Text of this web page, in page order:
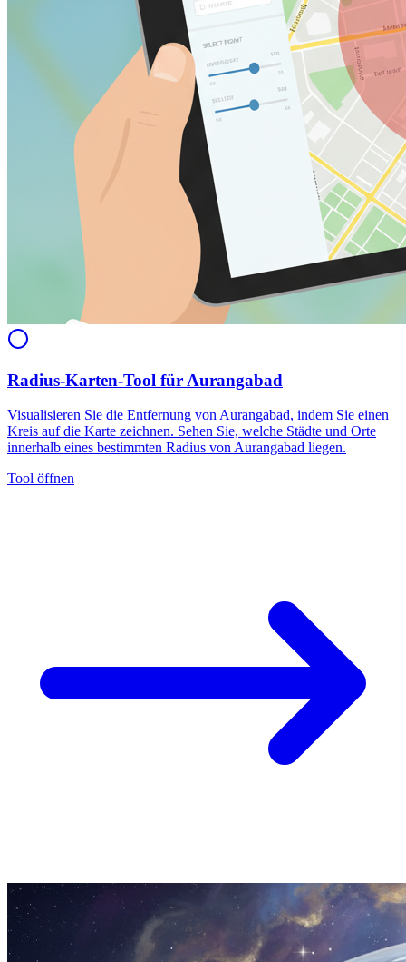
Radius-Karten-Tool für Aurangabad
Visualisieren Sie die Entfernung von Aurangabad, indem Sie einen
Kreis auf die Karte zeichnen. Sehen Sie, welche Städte und Orte
innerhalb eines bestimmten Radius von Aurangabad liegen.
Tool öffnen